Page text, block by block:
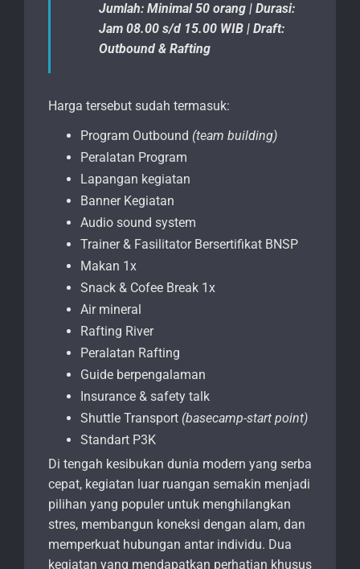
Jumlah: Minimal 50 orang | Durasi:
Jam 08.00 s/d 15.00 WIB | Draft:
Outbound & Rafting
Harga tersebut sudah termasuk:
Program Outbound (team building)
Peralatan Program
Lapangan kegiatan
Banner Kegiatan
Audio sound system
Trainer & Fasilitator Bersertifikat BNSP
Makan 1x
Snack & Cofee Break 1x
Air mineral
Rafting River
Peralatan Rafting
Guide berpengalaman
Insurance & safety talk
Shuttle Transport (basecamp-start point)
Standart P3K
Di tengah kesibukan dunia modern yang serba
cepat, kegiatan luar ruangan semakin menjadi
pilihan yang populer untuk menghilangkan
stres, membangun koneksi dengan alam, dan
memperkuat hubungan antar individu. Dua
kegiatan yang mendapatkan perhatian khusus